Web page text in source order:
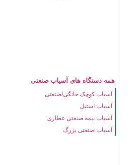
همه دستگاه های آسیاب صنعتی
آسیاب کوچک خانگی/صنعتی
آسیاب استیل
آسیاب نیمه صنعتی عطاری
آسیاب صنعتی بزرگ